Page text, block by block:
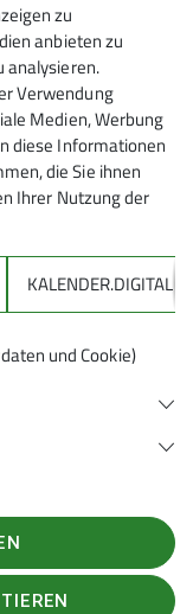
eine
Siedelalpe zum
auf einem
zum
etwa
zu
anbieten zu
analysieren.
Verwendung
Medien, Werbung
diese Informationen
die Sie ihnen
Ihrer Nutzung der
KALENDER.DIGITAL
und Cookie)